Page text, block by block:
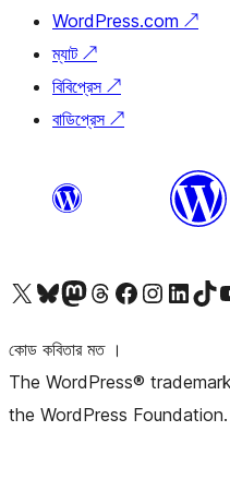
WordPress.com ↗
ম্যাট ↗
বিবিপ্রেস ↗
বাডিপ্রেস ↗
আমাদের X (আগের টুইটার) অ্যাকাউন্টে যানআমাদের Bluesky অ্যাকাউন্টটি দেখুনআমাদের মাস্টোডন অ্যাকাউন্টটি দেখুনআমাদের থ্রেডস অ্যাকাউন্টটি দেখুনআমাদের ফেসবুক পেজ দেখুনআমাদের ইন্সটাগ্রাম অ্যাকাউন্ট দেখুনআমাদের লিঙ্কডইন অ্যাকাউন্টে যানআমাদের TikTok
কোড কবিতার মত ।
The WordPress®
the WordPress Foundation.